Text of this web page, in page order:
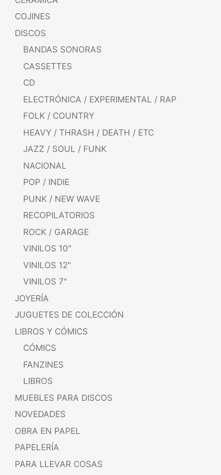
COJINES
DISCOS
BANDAS SONORAS
CASSETTES
CD
ELECTRÓNICA / EXPERIMENTAL / RAP
FOLK / COUNTRY
HEAVY / THRASH / DEATH / ETC
JAZZ / SOUL / FUNK
NACIONAL
POP / INDIE
PUNK / NEW WAVE
RECOPILATORIOS
ROCK / GARAGE
VINILOS 10"
VINILOS 12"
VINILOS 7"
JOYERÍA
JUGUETES DE COLECCIÓN
LIBROS Y CÓMICS
CÓMICS
FANZINES
LIBROS
MUEBLES PARA DISCOS
NOVEDADES
OBRA EN PAPEL
PAPELERÍA
PARA LLEVAR COSAS